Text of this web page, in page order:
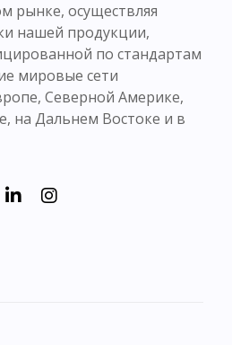
рынке, осуществляя
нашей продукции,
по стандартам
мировые сети
Северной Америке,
на Дальнем Востоке и в